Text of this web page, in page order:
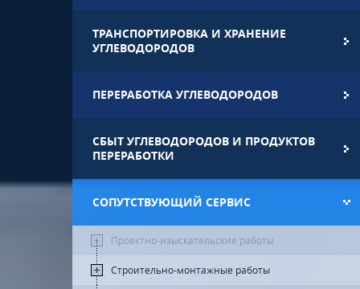
ТРАНСПОРТИРОВКА И ХРАНЕНИЕ
УГЛЕВОДОРОДОВ
ПЕРЕРАБОТКА УГЛЕВОДОРОДОВ
СБЫТ УГЛЕВОДОРОДОВ И ПРОДУКТОВ
ПЕРЕРАБОТКИ
СОПУТСТВУЮЩИЙ СЕРВИС
Проектно-изыскательские работы
Строительно-монтажные работы